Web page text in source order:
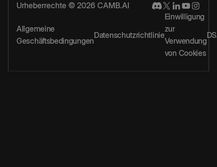
Urheberrechte © 2026 CAMB.AI
Allgemeine
Geschäftsbedingungen
Datenschutzrichtlinie
Einwilligung
zur
Verwendung
von Cookies